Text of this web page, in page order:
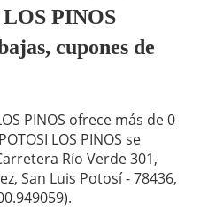
PINOS
cupones de
PINOS ofrece más de 0
LOS PINOS se
Río Verde 301,
San Luis Potosí - 78436,